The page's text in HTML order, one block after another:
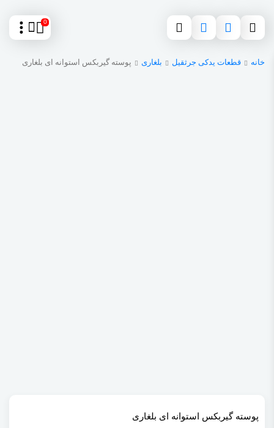
0
خانه قطعات یدکی جرثقیل بلغاری پوسته گیربکس استوانه ای بلغاری
پوسته گیربکس استوانه ای بلغاری